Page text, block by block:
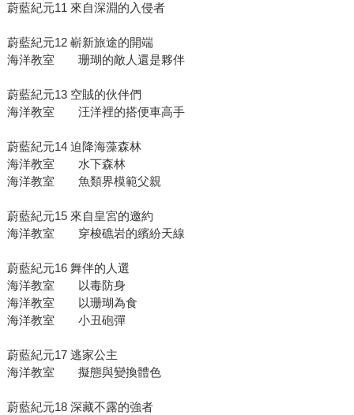
蔚藍紀元11 來自深淵的入侵者
蔚藍紀元12 嶄新旅途的開端
海洋教室 珊瑚的敵人還是夥伴
蔚藍紀元13 空賊的伙伴們
海洋教室 汪洋裡的搭便車高手
蔚藍紀元14 迫降海藻森林
海洋教室 水下森林
海洋教室 魚類界模範父親
蔚藍紀元15 來自皇宮的邀約
海洋教室 穿梭礁岩的繽紛天線
蔚藍紀元16 舞伴的人選
海洋教室 以毒防身
海洋教室 以珊瑚為食
海洋教室 小丑砲彈
蔚藍紀元17 逃家公主
海洋教室 擬態與變換體色
蔚藍紀元18 深藏不露的強者